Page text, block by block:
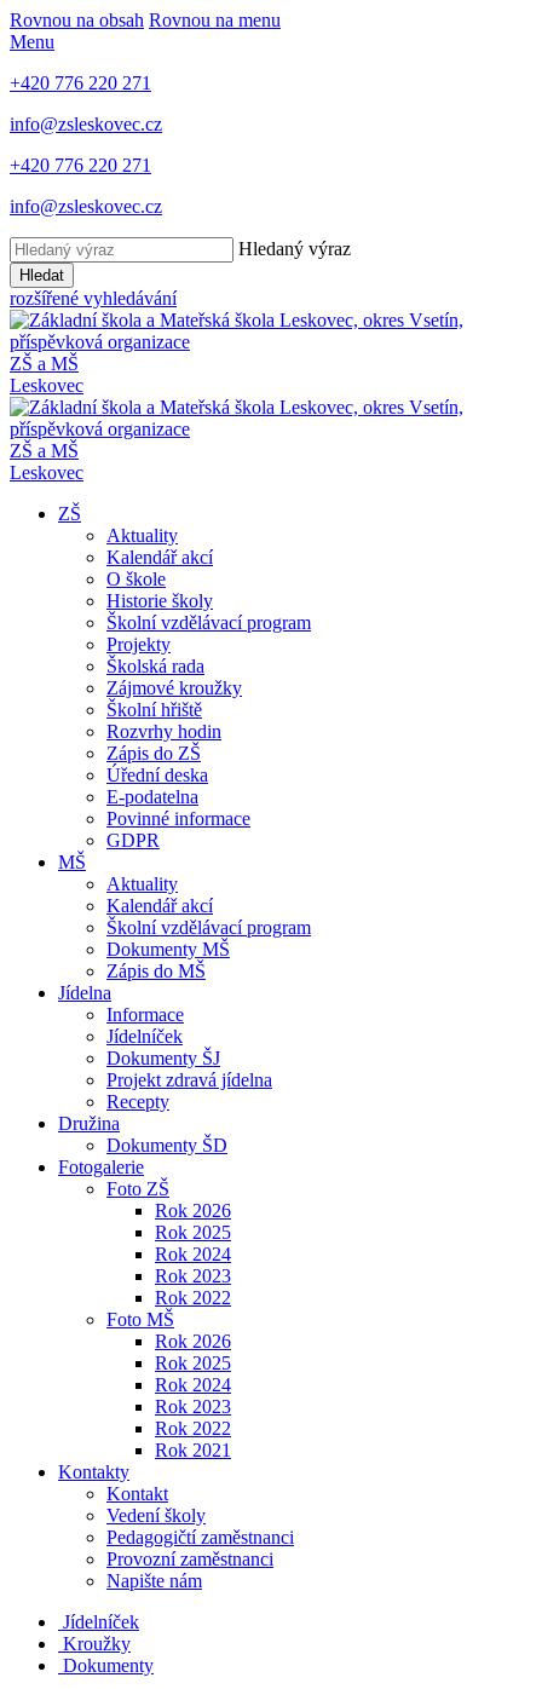
Rovnou na obsah Rovnou na menu
Menu
+420 776 220 271
info@zsleskovec.cz
+420 776 220 271
info@zsleskovec.cz
Hledaný výraz
Hledat
rozšířené vyhledávání
ZŠ a MŠ
Leskovec
ZŠ a MŠ
Leskovec
ZŠ
Aktuality
Kalendář akcí
O škole
Historie školy
Školní vzdělávací program
Projekty
Školská rada
Zájmové kroužky
Školní hřiště
Rozvrhy hodin
Zápis do ZŠ
Úřední deska
E-podatelna
Povinné informace
GDPR
MŠ
Aktuality
Kalendář akcí
Školní vzdělávací program
Dokumenty MŠ
Zápis do MŠ
Jídelna
Informace
Jídelníček
Dokumenty ŠJ
Projekt zdravá jídelna
Recepty
Družina
Dokumenty ŠD
Fotogalerie
Foto ZŠ
Rok 2026
Rok 2025
Rok 2024
Rok 2023
Rok 2022
Foto MŠ
Rok 2026
Rok 2025
Rok 2024
Rok 2023
Rok 2022
Rok 2021
Kontakty
Kontakt
Vedení školy
Pedagogičtí zaměstnanci
Provozní zaměstnanci
Napište nám
Jídelníček
Kroužky
Dokumenty